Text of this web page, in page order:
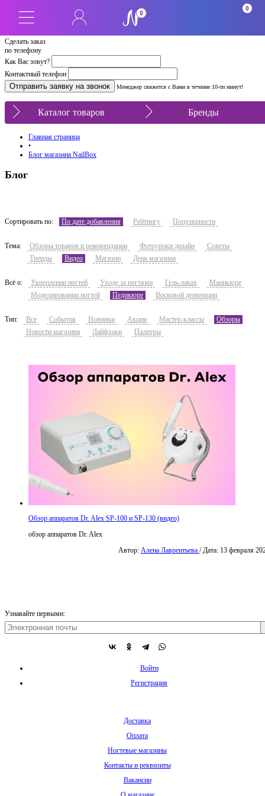
Сделать заказ
по телефону
Как Вас зовут?
Контактный телефон
Менеджер свяжется с Вами в течение 10-ти минут!
0
0
Каталог товаров Бренды
Главная страница
•
Блог магазина NailBox
Блог
Сортировать по: По дате добавления Рейтингу Популярности
Тема: Обзоры товаров и рекомендации Фотоуроки дизайн
Советы
Тренды
Видео Магазин День магазина
Всё о: Укреплении ногтей Уходе за ногтями Гель-лаках
Маникюре
Моделировании ногтей
Педикюре Восковой депиляции
Тип: Все События Новинки Акции Мастер-классы
Обзоры
Новости магазина
Лайфхаки Палитры
Обзор аппаратов Dr. Alex SP-100 и SP-130 (видео)
обзор аппаратов Dr. Alex
Автор: Алена Лаврентьева / Дата: 13 февраля
Узнавайте первыми:
Войти
Регистрация
Доставка
Оплата
Ногтевые магазины
Контакты и реквизиты
Вакансии